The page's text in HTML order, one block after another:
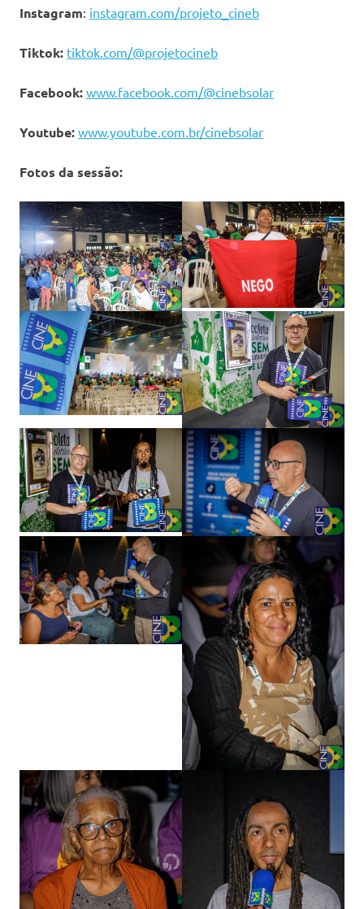
Instagram: instagram.com/projeto_cineb
Tiktok: tiktok.com/@projetocineb
Facebook: www.facebook.com/@cinebsolar
Youtube: www.youtube.com.br/cinebsolar
Fotos da sessão: